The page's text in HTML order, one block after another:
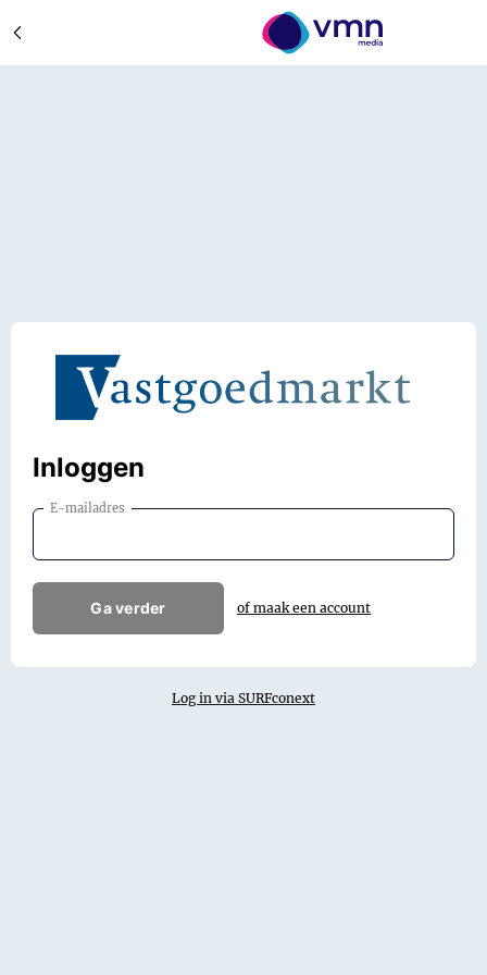
Inloggen
E-mailadres
Ga verder of maak een account
Log in via SURFconext